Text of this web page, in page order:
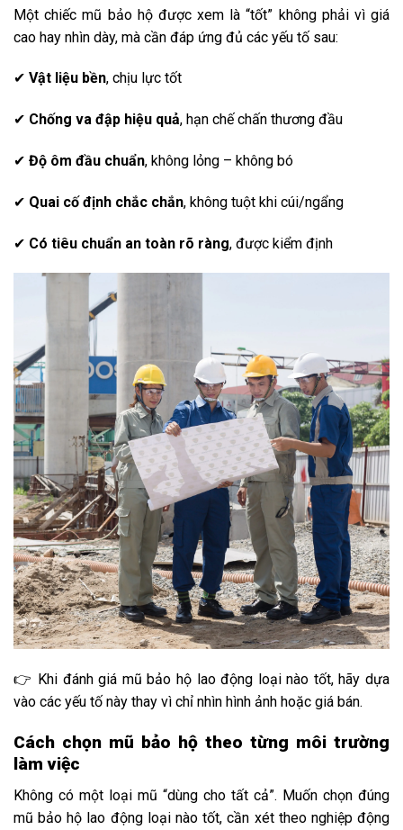
Một chiếc mũ bảo hộ được xem là “tốt” không phải vì giá
cao hay nhìn dày, mà cần đáp ứng đủ các yếu tố sau:
✔ Vật liệu bền, chịu lực tốt
✔ Chống va đập hiệu quả, hạn chế chấn thương đầu
✔ Độ ôm đầu chuẩn, không lỏng – không bó
✔ Quai cố định chắc chắn, không tuột khi cúi/ngẩng
✔ Có tiêu chuẩn an toàn rõ ràng, được kiểm định
👉 Khi đánh giá mũ bảo hộ lao động loại nào tốt, hãy dựa
vào các yếu tố này thay vì chỉ nhìn hình ảnh hoặc giá bán.
Cách chọn mũ bảo hộ theo từng môi trường
làm việc
Không có một loại mũ “dùng cho tất cả”. Muốn chọn đúng
mũ bảo hộ lao động loại nào tốt, cần xét theo nghiệp động